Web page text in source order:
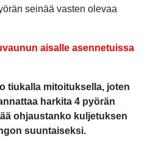
seinää vasten olevaa
aisalle asennetuissa
tiukalla mitoituksella, joten
harkita 4 pyörän
ohjaustanko kuljetuksen
suuntaiseksi.